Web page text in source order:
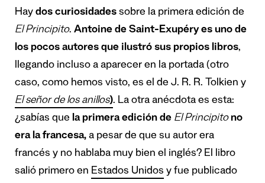
Hay dos curiosidades sobre la primera edición de
El Principito. Antoine de Saint-Exupéry es uno de
los pocos autores que ilustró sus propios libros,
llegando incluso a aparecer en la portada (otro
caso, como hemos visto, es el de J. R. R. Tolkien y
El señor de los anillos). La otra anécdota es esta:
¿sabías que la primera edición de El Principitono
era la francesa, a pesar de que su autor era
francés y no hablaba muy bien el inglés? El libro
salió primero en Estados Unidos y fue publicado